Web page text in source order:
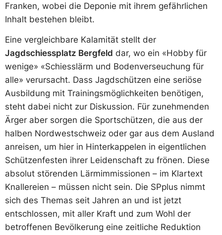
Franken, wobei die Deponie mit ihrem gefährlichen
Inhalt bestehen bleibt.
Eine vergleichbare Kalamität stellt der
Jagdschiessplatz Bergfeld dar, wo ein «Hobby für
wenige» «Schiesslärm und Bodenverseuchung für
alle» verursacht. Dass Jagdschützen eine seriöse
Ausbildung mit Trainingsmöglichkeiten benötigen,
steht dabei nicht zur Diskussion. Für zunehmenden
Ärger aber sorgen die Sportschützen, die aus der
halben Nordwestschweiz oder gar aus dem Ausland
anreisen, um hier in Hinterkappelen in eigentlichen
Schützenfesten ihrer Leidenschaft zu frönen. Diese
absolut störenden Lärmimmissionen – im Klartext
Knallereien – müssen nicht sein. Die SPplus nimmt
sich des Themas seit Jahren an und ist jetzt
entschlossen, mit aller Kraft und zum Wohl der
betroffenen Bevölkerung eine zeitliche Reduktion